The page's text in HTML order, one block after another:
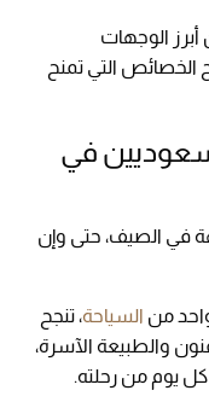
الوجهات
الخصائص التي تمنح
في
في الصيف، حتى وإن
من السياحة، تنجح
والطبيعة الآسرة،
كل يوم من رحلته.